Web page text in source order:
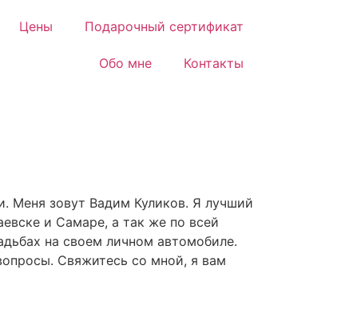
Цены Подарочный сертификат
Обо мне Контакты
Меня зовут Вадим Куликов. Я лучший
и Самаре, а так же по всей
на своем личном автомобиле.
Свяжитесь со мной, я вам